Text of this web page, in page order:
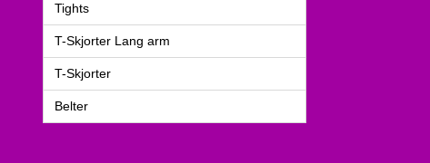
Tights
T-Skjorter Lang arm
T-Skjorter
Belter